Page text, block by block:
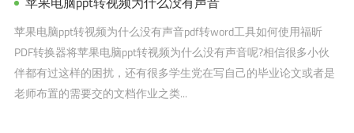
苹果电脑ppt转视频为什么没有声音pdf转word工具如何使用福昕
PDF转换器将苹果电脑ppt转视频为什么没有声音呢?相信很多小伙
伴都有过这样的困扰，还有很多学生党在写自己的毕业论文或者是
老师布置的需要交的文档作业之类...